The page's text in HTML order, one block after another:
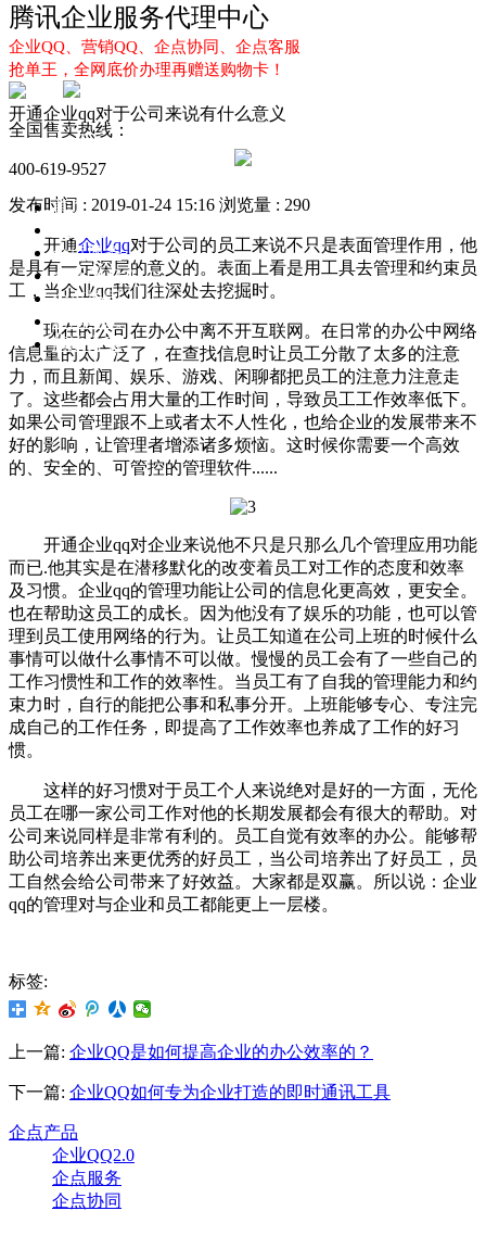
腾讯企业服务代理中心
企业QQ、营销QQ、企点协同、企点客服
抢单王，全网底价办理再赠送购物卡！
全国售卖热线：
400-619-9527
首页
企点服务
企业QQ2.0
企点协同
新闻动态
解决方案
开通企业qq对于公司来说有什么意义
发布时间 : 2019-01-24 15:16 浏览量 : 290
开通企业qq对于公司的员工来说不只是表面管理作用，他
是具有一定深层的意义的。表面上看是用工具去管理和约束员
工，当企业qq我们往深处去挖掘时。
现在的公司在办公中离不开互联网。在日常的办公中网络
信息量的太广泛了，在查找信息时让员工分散了太多的注意
力，而且新闻、娱乐、游戏、闲聊都把员工的注意力注意走
了。这些都会占用大量的工作时间，导致员工工作效率低下。
如果公司管理跟不上或者太不人性化，也给企业的发展带来不
好的影响，让管理者增添诸多烦恼。这时候你需要一个高效
的、安全的、可管控的管理软件......
开通企业qq对企业来说他不只是只那么几个管理应用功能
而已.他其实是在潜移默化的改变着员工对工作的态度和效率
及习惯。企业qq的管理功能让公司的信息化更高效，更安全。
也在帮助这员工的成长。因为他没有了娱乐的功能，也可以管
理到员工使用网络的行为。让员工知道在公司上班的时候什么
事情可以做什么事情不可以做。慢慢的员工会有了一些自己的
工作习惯性和工作的效率性。当员工有了自我的管理能力和约
束力时，自行的能把公事和私事分开。上班能够专心、专注完
成自己的工作任务，即提高了工作效率也养成了工作的好习
惯。
这样的好习惯对于员工个人来说绝对是好的一方面，无伦
员工在哪一家公司工作对他的长期发展都会有很大的帮助。对
公司来说同样是非常有利的。员工自觉有效率的办公。能够帮
助公司培养出来更优秀的好员工，当公司培养出了好员工，员
工自然会给公司带来了好效益。大家都是双赢。所以说：企业
qq的管理对与企业和员工都能更上一层楼。
标签:
上一篇: 企业QQ是如何提高企业的办公效率的？
下一篇: 企业QQ如何专为企业打造的即时通讯工具
企点产品
企业QQ2.0
企点服务
企点协同